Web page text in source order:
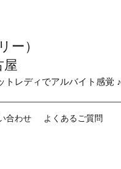
ー）
屋
レディでアルバイト感覚 ♪
合わせ よくあるご質問